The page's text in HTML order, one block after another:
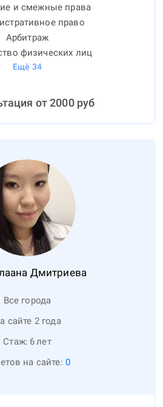
и смежные права
право
Арбитраж
физических лиц
Ещё 34
от2000руб
Дмитриева
Все города
сайте 2 года
Стаж: 6лет
на сайте: 0